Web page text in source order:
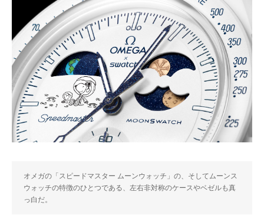
オメガの「スピードマスター ムーンウォッチ」の、そしてムーンス
ウォッチの特徴のひとつである、左右非対称のケースやベゼルも真
っ白だ。